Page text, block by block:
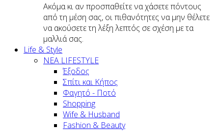
Ακόμα κι αν προσπαθείτε να χάσετε πόντους
από τη μέση σας, οι πιθανότητες να μην θέλετε
να ακούσετε τη λέξη λεπτός σε σχέση με τα
μαλλιά σας.
Life & Style
ΝΕΑ LIFESTYLE
Έξοδος
Σπίτι και Κήπος
Φαγητό - Ποτό
Shopping
Wife & Husband
Fashion & Beauty